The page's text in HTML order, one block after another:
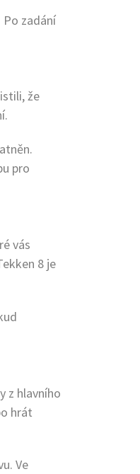
zadání
že
pro
vás
8 je
z hlavního
hrát
Ve